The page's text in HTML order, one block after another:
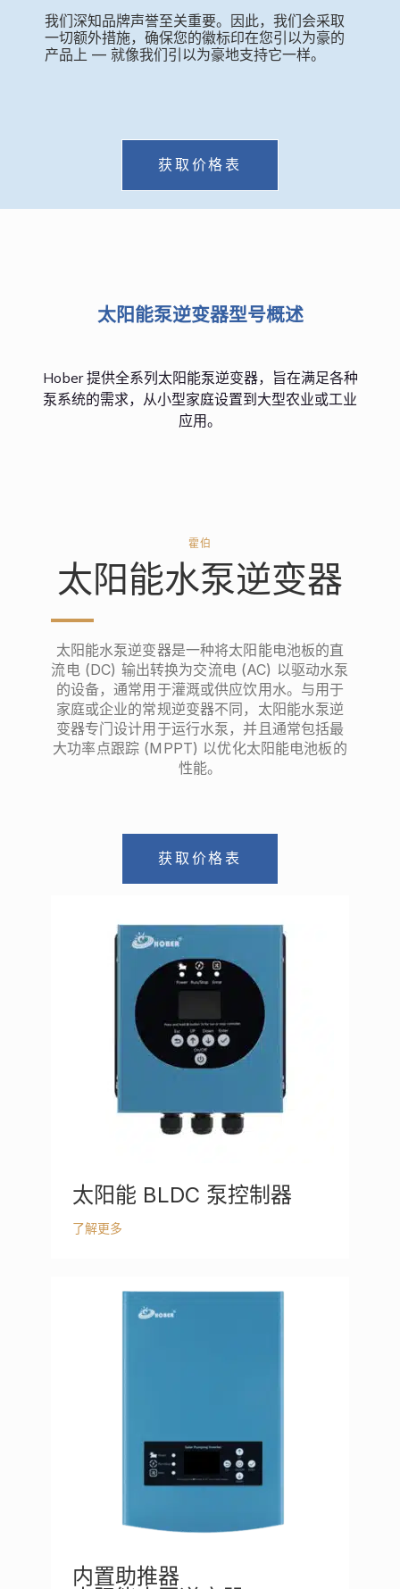
我们深知品牌声誉至关重要。因此，我们会采取
一切额外措施，确保您的徽标印在您引以为豪的
产品上 — 就像我们引以为豪地支持它一样。
获取价格表
太阳能泵逆变器型号概述
Hober 提供全系列太阳能泵逆变器，旨在满足各种
泵系统的需求，从小型家庭设置到大型农业或工业
应用。
霍伯
太阳能水泵逆变器
太阳能水泵逆变器是一种将太阳能电池板的直
流电 (DC) 输出转换为交流电 (AC) 以驱动水泵
的设备，通常用于灌溉或供应饮用水。与用于
家庭或企业的常规逆变器不同，太阳能水泵逆
变器专门设计用于运行水泵，并且通常包括最
大功率点跟踪 (MPPT) 以优化太阳能电池板的
性能。
获取价格表
太阳能 BLDC 泵控制器
了解更多
内置助推器